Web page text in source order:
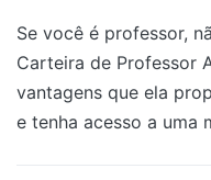
Se você é professor,
Carteira de Professor
vantagens que ela
e tenha acesso a uma